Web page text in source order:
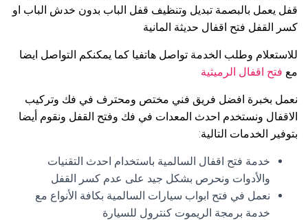
قفل يعمل بالبصمة تبديل وتنظيف قفل الباب بدون خدش الباب او
كسر القفل فتح اقفال حديثة المانية
للاستعلام وطلب الخدمة تواصل هاتفيا كما يمكنكم التواصل ايضا
مع فتح اقفال الرميثية
نعمل بخبرة افضل فريق فني مختص ومحترف في فك وتركيب
الاقفال ونستخدم احدث المعدات في فك وفتح القفل ونقوم أيضا
بتوفير الخدمات التالية:
خدمة فتح اقفال السالمية باستخدام احدث التقنيات
والأدوات ونحرص بشكل جيد على عدم كسر القفل
نعمل في فتح ابواب سيارات السالمية بكافة الأنواع مع
خدمة برمجة الريموت كنترول للسيارة